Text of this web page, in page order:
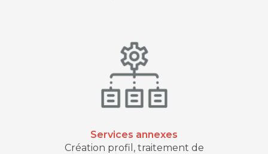
Services annexes
Création profil, traitement de